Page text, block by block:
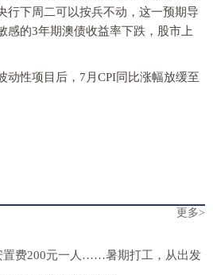
行下周二可以按兵不动，这一预期导
感的3年期澳债收益率下跌，股市上
动性项目后，7月CPI同比涨幅放缓至
更多>
置费200元一人……暑期打工，从出发